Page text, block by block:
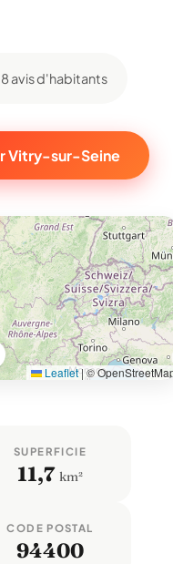
8 avis d'habitants
Vitry-sur-Seine
Leaflet|©
SUPERFICIE
11,7 km²
CODE POSTAL
94400